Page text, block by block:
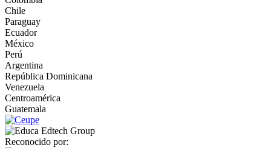
Chile
Paraguay
Ecuador
México
Perú
Argentina
República Dominicana
Venezuela
Centroamérica
Guatemala
Reconocido por: